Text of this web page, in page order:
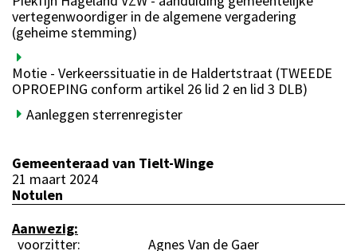
vertegenwoordiger in de algemene vergadering
(geheime stemming)
Motie - Verkeerssituatie in de Haldertstraat (TWEEDE
OPROEPING conform artikel 26 lid 2 en lid 3 DLB)
Aanleggen sterrenregister
Gemeenteraad van Tielt-Winge
21 maart 2024
Notulen
Aanwezig:
voorzitter:
Agnes Van de Gaer